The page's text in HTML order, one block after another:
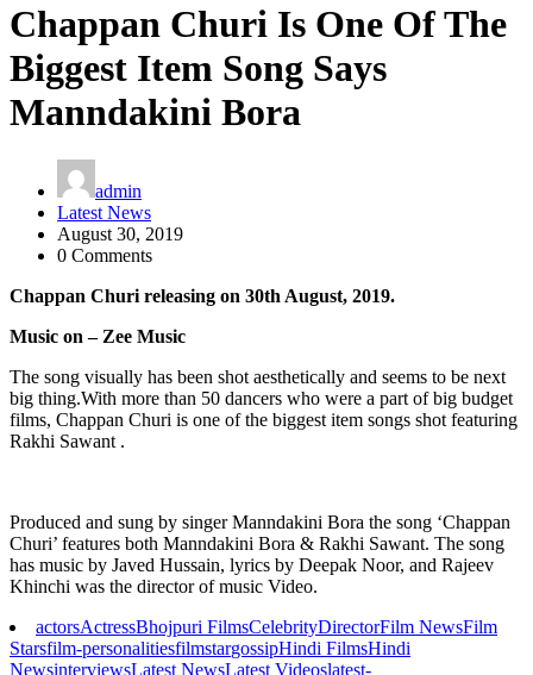
Chappan Churi Is One Of The
Biggest Item Song Says
Manndakini Bora
admin
Latest News
August 30, 2019
0 Comments
Chappan Churi releasing on 30th August, 2019.
Music on – Zee Music
The song visually has been shot aesthetically and seems to be next
big thing.With more than 50 dancers who were a part of big budget
films, Chappan Churi is one of the biggest item songs shot featuring
Rakhi Sawant .
Produced and sung by singer Manndakini Bora the song ‘Chappan
Churi’ features both Manndakini Bora & Rakhi Sawant. The song
has music by Javed Hussain, lyrics by Deepak Noor, and Rajeev
Khinchi was the director of music Video.
actorsActressBhojpuri FilmsCelebrityDirectorFilm NewsFilm
Starsfilm-personalitiesfilmstargossipHindi FilmsHindi
NewsinterviewsLatest NewsLatest Videoslatest-